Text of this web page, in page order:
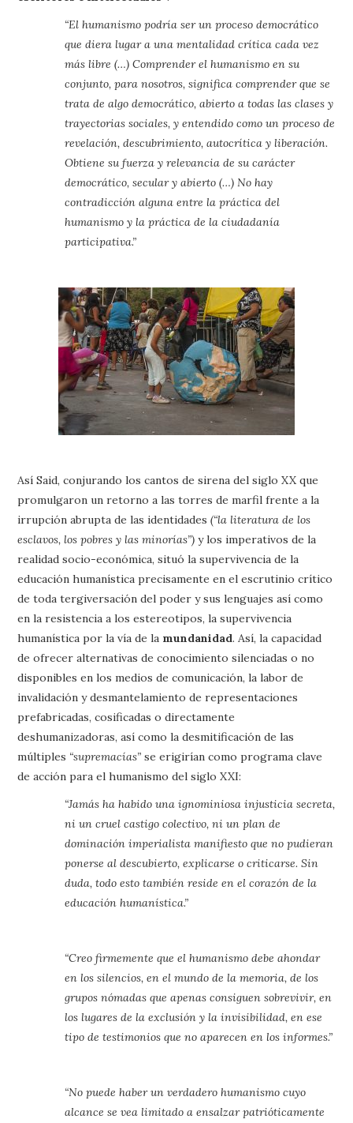
“El humanismo podría ser un proceso democrático
que diera lugar a una mentalidad crítica cada vez
más libre (…) Comprender el humanismo en su
conjunto, para nosotros, significa comprender que se
trata de algo democrático, abierto a todas las clases y
trayectorias sociales, y entendido como un proceso de
revelación, descubrimiento, autocrítica y liberación.
Obtiene su fuerza y relevancia de su carácter
democrático, secular y abierto (…) No hay
contradicción alguna entre la práctica del
humanismo y la práctica de la ciudadanía
participativa.”
Así Said, conjurando los cantos de sirena del siglo XX que
promulgaron un retorno a las torres de marfil frente a la
irrupción abrupta de las identidades(“la literatura de los
esclavos, los pobres y las minorías”) y los imperativos de la
realidad socio-económica, situó la supervivencia de la
educación humanística precisamente en el escrutinio crítico
de toda tergiversación del poder y sus lenguajes así como
en la resistencia a los estereotipos, la supervivencia
humanística por la vía de la mundanidad. Así, la capacidad
de ofrecer alternativas de conocimiento silenciadas o no
disponibles en los medios de comunicación, la labor de
invalidación y desmantelamiento de representaciones
prefabricadas, cosificadas o directamente
deshumanizadoras, así como la desmitificación de las
múltiples “supremacías” se erigirían como programa clave
de acción para el humanismo del siglo XXI:
“Jamás ha habido una ignominiosa injusticia secreta,
ni un cruel castigo colectivo, ni un plan de
dominación imperialista manifiesto que no pudieran
ponerse al descubierto, explicarse o criticarse. Sin
duda, todo esto también reside en el corazón de la
educación humanística.”
“Creo firmemente que el humanismo debe ahondar
en los silencios, en el mundo de la memoria, de los
grupos nómadas que apenas consiguen sobrevivir, en
los lugares de la exclusión y la invisibilidad, en ese
tipo de testimonios que no aparecen en los informes.”
“No puede haber un verdadero humanismo cuyo
alcance se vea limitado a ensalzar patrióticamente